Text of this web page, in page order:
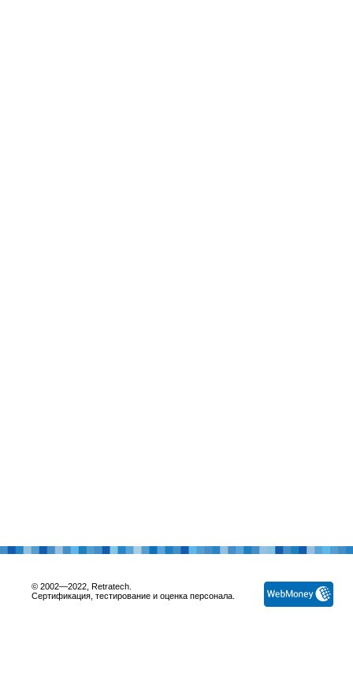
© 2002—2022, Retratech.
Сертификация, тестирование и оценка персонала.